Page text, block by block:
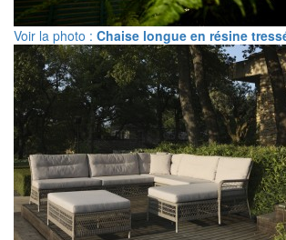
Voir la photo : Chaise longue en résine